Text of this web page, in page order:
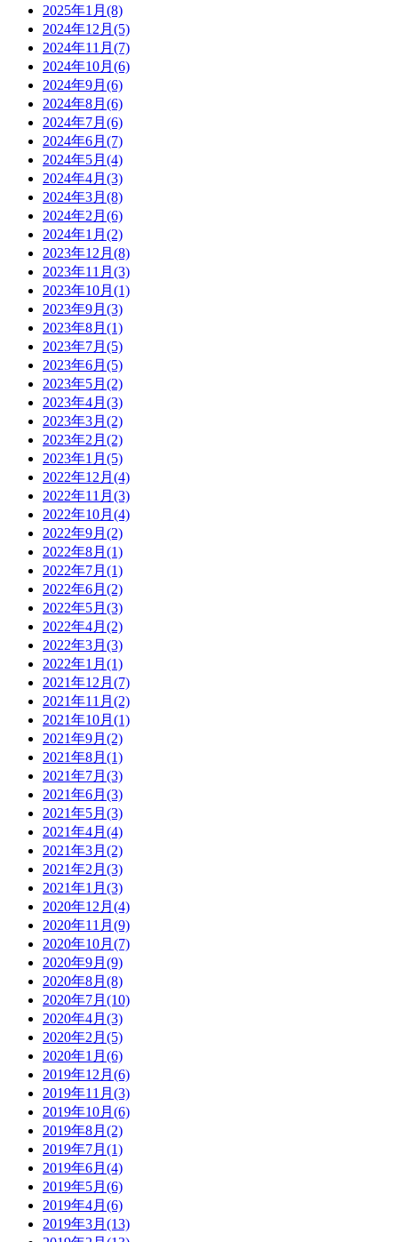
2025年1月(8)
2024年12月(5)
2024年11月(7)
2024年10月(6)
2024年9月(6)
2024年8月(6)
2024年7月(6)
2024年6月(7)
2024年5月(4)
2024年4月(3)
2024年3月(8)
2024年2月(6)
2024年1月(2)
2023年12月(8)
2023年11月(3)
2023年10月(1)
2023年9月(3)
2023年8月(1)
2023年7月(5)
2023年6月(5)
2023年5月(2)
2023年4月(3)
2023年3月(2)
2023年2月(2)
2023年1月(5)
2022年12月(4)
2022年11月(3)
2022年10月(4)
2022年9月(2)
2022年8月(1)
2022年7月(1)
2022年6月(2)
2022年5月(3)
2022年4月(2)
2022年3月(3)
2022年1月(1)
2021年12月(7)
2021年11月(2)
2021年10月(1)
2021年9月(2)
2021年8月(1)
2021年7月(3)
2021年6月(3)
2021年5月(3)
2021年4月(4)
2021年3月(2)
2021年2月(3)
2021年1月(3)
2020年12月(4)
2020年11月(9)
2020年10月(7)
2020年9月(9)
2020年8月(8)
2020年7月(10)
2020年4月(3)
2020年2月(5)
2020年1月(6)
2019年12月(6)
2019年11月(3)
2019年10月(6)
2019年8月(2)
2019年7月(1)
2019年6月(4)
2019年5月(6)
2019年4月(6)
2019年3月(13)